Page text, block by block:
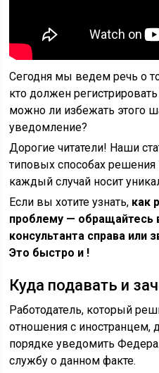
Сегодня мы ведем речь о
кто должен
можно ли избежать этого
уведомление?
Дорогие читатели! Наши
типовых способах
каждый случай носит
Если вы хотите узнать, как
проблему — обращайтесь
консультанта справа или
Это быстро и !
Куда подавать и
Работодатель, который
отношения с иностранцем,
порядке уведомить
службу о данном факте.